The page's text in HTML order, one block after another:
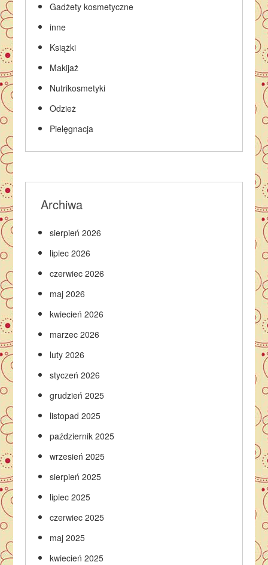
Gadżety kosmetyczne
inne
Książki
Makijaż
Nutrikosmetyki
Odzież
Pielęgnacja
Archiwa
sierpień 2026
lipiec 2026
czerwiec 2026
maj 2026
kwiecień 2026
marzec 2026
luty 2026
styczeń 2026
grudzień 2025
listopad 2025
październik 2025
wrzesień 2025
sierpień 2025
lipiec 2025
czerwiec 2025
maj 2025
kwiecień 2025